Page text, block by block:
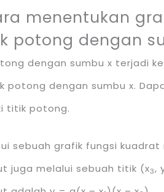
menentukan
potong dengan
dengan sumbu x terjadi
potong dengan sumbu x.
titik potong.
sebuah grafik fungsi
juga melalui sebuah titik (x3,